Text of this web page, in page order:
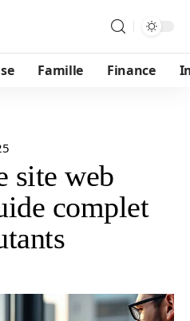
Famille Finance
site web
complet